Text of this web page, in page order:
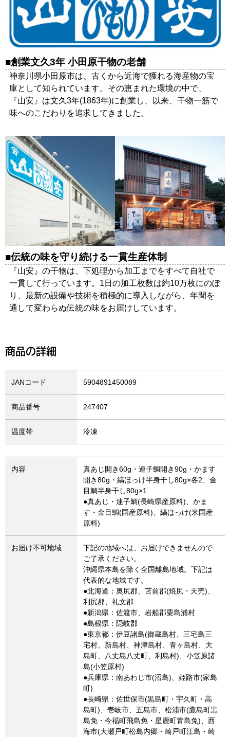
創業文久3年 小田原干物の老舗
神奈川県小田原市は、古くから近海で獲れる海産物の宝
庫として知られています。その恵まれた環境の中で、
『山安』は文久3年(1863年)に創業し、以来、干物一筋で
味へのこだわりを追求してきました。
伝統の味を守り続ける一貫生産体制
『山安』の干物は、下処理から加工までをすべて自社で
一貫して行っています。1日の加工枚数は約10万枚にのぼ
り、最新の設備や技術を積極的に導入しながら、年間を
通して変わらぬ伝統の味をお届けしています。
商品の詳細
JANコード 5904891450089
商品番号 247407
温度帯 冷凍
内容
真あじ開き60g・連子鯛開き90g・かます
開き80g・縞ほっけ半身干し80g×各2、金
目鯛半身干し80g×1
●真あじ・連子鯛(長崎県産原料)、かま
す・金目鯛(国産原料)、縞ほっけ(米国産
原料)
お届け不可地域
下記の地域へは、お届けできませんので
ご了承ください。
沖縄県本島を除く全国離島地域。下記は
代表的な地域です。
●北海道：奥尻郡、苫前郡(焼尻・天売)、
利尻郡、礼文郡
●新潟県：佐渡市、岩船郡粟島浦村
●島根県：隠岐郡
●東京都：伊豆諸島(御蔵島村、三宅島三
宅村、新島村、神津島村、青ヶ島村、大
島町、八丈島八丈町、利島村)、小笠原諸
島(小笠原村)
●兵庫県：南あわじ市(沼島)、姫路市(家島
町)
●長崎県：佐世保市(黒島町・宇久町・高
島町)、壱岐市、五島市、松浦市(鷹島町黒
島免・今福町飛島免・星鹿町青島免)、西
海市(大瀬戸町松島内郷・崎戸町江島・崎